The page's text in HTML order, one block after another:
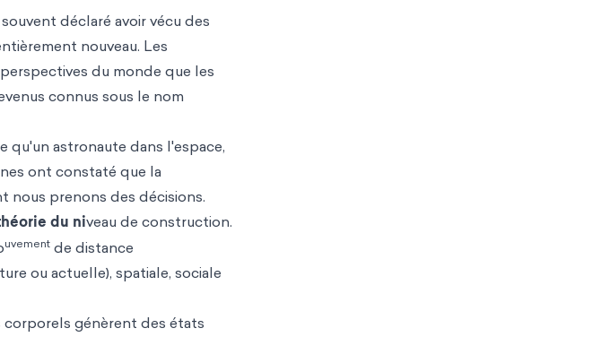
déclaré avoir vécu des
nouveau. Les
du monde que les
connus sous le nom
qu'un astronaute dans l'espace,
ont constaté que la
nous prenons des décisions.
du niveau de construction.
uvement de distance
ou actuelle), spatiale, sociale
corporels génèrent des états